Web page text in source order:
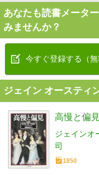
あなたも読書メータ
みませんか？
今すぐ登録する（無
ジェイン オースティ
高慢と偏
ジェインオ
司
1850